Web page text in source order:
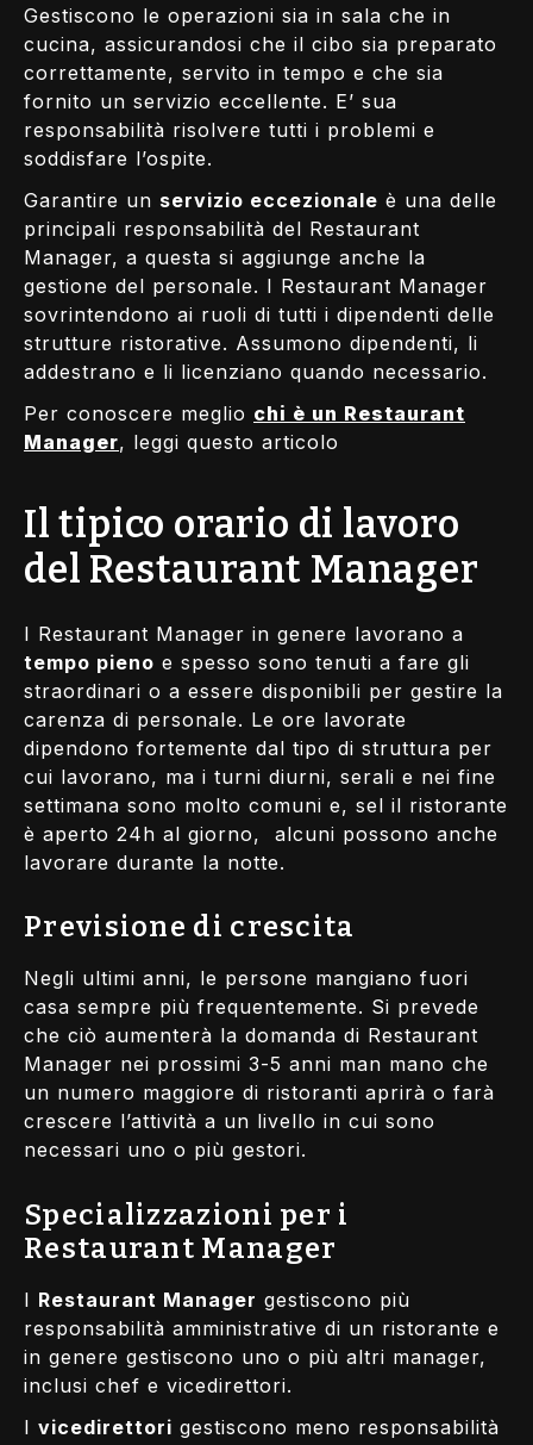
Gestiscono le operazioni sia in sala che in
cucina, assicurandosi che il cibo sia preparato
correttamente, servito in tempo e che sia
fornito un servizio eccellente. E’ sua
responsabilità risolvere tutti i problemi e
soddisfare l’ospite.
Garantire un servizio eccezionale è una delle
principali responsabilità del Restaurant
Manager, a questa si aggiunge anche la
gestione del personale. I Restaurant Manager
sovrintendono ai ruoli di tutti i dipendenti delle
strutture ristorative. Assumono dipendenti, li
addestrano e li licenziano quando necessario.
Per conoscere meglio chi è un Restaurant
Manager, leggi questo articolo
Il tipico orario di lavoro
del Restaurant Manager
I Restaurant Manager in genere lavorano a
tempo pieno e spesso sono tenuti a fare gli
straordinari o a essere disponibili per gestire la
carenza di personale. Le ore lavorate
dipendono fortemente dal tipo di struttura per
cui lavorano, ma i turni diurni, serali e nei fine
settimana sono molto comuni e, sel il ristorante
è aperto 24h al giorno, alcuni possono anche
lavorare durante la notte.
Previsione di crescita
Negli ultimi anni, le persone mangiano fuori
casa sempre più frequentemente. Si prevede
che ciò aumenterà la domanda di Restaurant
Manager nei prossimi 3-5 anni man mano che
un numero maggiore di ristoranti aprirà o farà
crescere l’attività a un livello in cui sono
necessari uno o più gestori.
Specializzazioni per i
Restaurant Manager
I Restaurant Manager gestiscono più
responsabilità amministrative di un ristorante e
in genere gestiscono uno o più altri manager,
inclusi chef e vicedirettori.
I vicedirettori gestiscono meno responsabilità